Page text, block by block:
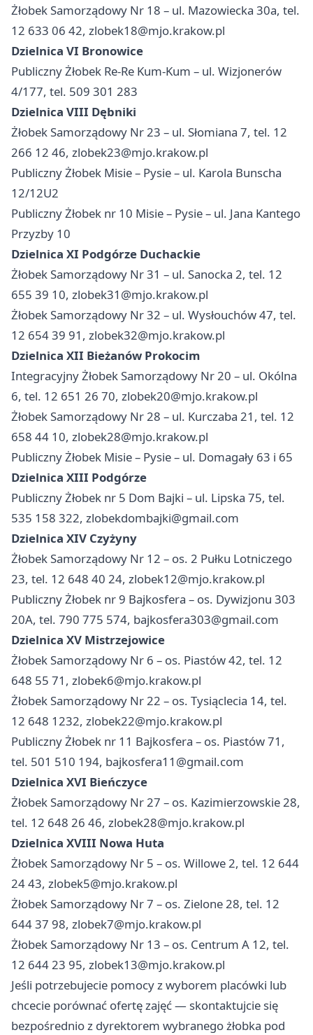
Żłobek Samorządowy Nr 18 – ul. Mazowiecka 30a, tel.
12 633 06 42, zlobek18@mjo.krakow.pl
Dzielnica VI Bronowice
Publiczny Żłobek Re-Re Kum-Kum – ul. Wizjonerów
4/177, tel. 509 301 283
Dzielnica VIII Dębniki
Żłobek Samorządowy Nr 23 – ul. Słomiana 7, tel. 12
266 12 46, zlobek23@mjo.krakow.pl
Publiczny Żłobek Misie – Pysie – ul. Karola Bunscha
12/12U2
Publiczny Żłobek nr 10 Misie – Pysie – ul. Jana Kantego
Przyzby 10
Dzielnica XI Podgórze Duchackie
Żłobek Samorządowy Nr 31 – ul. Sanocka 2, tel. 12
655 39 10, zlobek31@mjo.krakow.pl
Żłobek Samorządowy Nr 32 – ul. Wysłouchów 47, tel.
12 654 39 91, zlobek32@mjo.krakow.pl
Dzielnica XII Bieżanów Prokocim
Integracyjny Żłobek Samorządowy Nr 20 – ul. Okólna
6, tel. 12 651 26 70, zlobek20@mjo.krakow.pl
Żłobek Samorządowy Nr 28 – ul. Kurczaba 21, tel. 12
658 44 10, zlobek28@mjo.krakow.pl
Publiczny Żłobek Misie – Pysie – ul. Domagały 63 i 65
Dzielnica XIII Podgórze
Publiczny Żłobek nr 5 Dom Bajki – ul. Lipska 75, tel.
535 158 322, zlobekdombajki@gmail.com
Dzielnica XIV Czyżyny
Żłobek Samorządowy Nr 12 – os. 2 Pułku Lotniczego
23, tel. 12 648 40 24, zlobek12@mjo.krakow.pl
Publiczny Żłobek nr 9 Bajkosfera – os. Dywizjonu 303
20A, tel. 790 775 574, bajkosfera303@gmail.com
Dzielnica XV Mistrzejowice
Żłobek Samorządowy Nr 6 – os. Piastów 42, tel. 12
648 55 71, zlobek6@mjo.krakow.pl
Żłobek Samorządowy Nr 22 – os. Tysiąclecia 14, tel.
12 648 1232, zlobek22@mjo.krakow.pl
Publiczny Żłobek nr 11 Bajkosfera – os. Piastów 71,
tel. 501 510 194, bajkosfera11@gmail.com
Dzielnica XVI Bieńczyce
Żłobek Samorządowy Nr 27 – os. Kazimierzowskie 28,
tel. 12 648 26 46, zlobek28@mjo.krakow.pl
Dzielnica XVIII Nowa Huta
Żłobek Samorządowy Nr 5 – os. Willowe 2, tel. 12 644
24 43, zlobek5@mjo.krakow.pl
Żłobek Samorządowy Nr 7 – os. Zielone 28, tel. 12
644 37 98, zlobek7@mjo.krakow.pl
Żłobek Samorządowy Nr 13 – os. Centrum A 12, tel.
12 644 23 95, zlobek13@mjo.krakow.pl
Jeśli potrzebujecie pomocy z wyborem placówki lub
chcecie porównać ofertę zajęć — skontaktujcie się
bezpośrednio z dyrektorem wybranego żłobka pod